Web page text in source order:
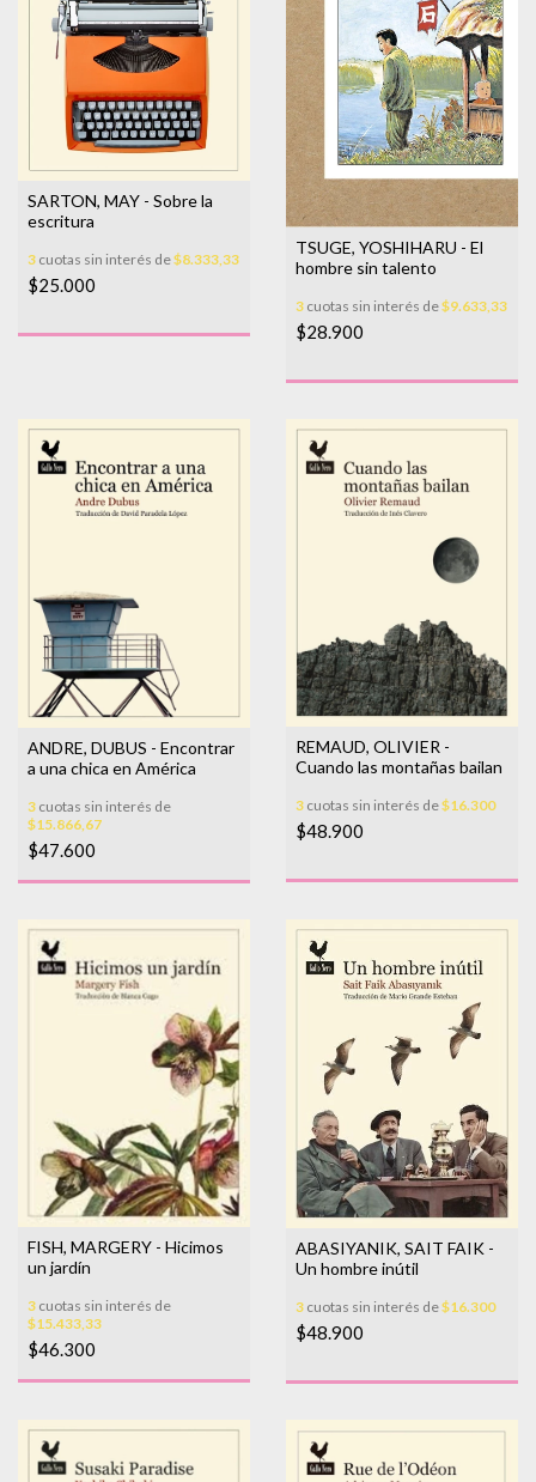
SARTON, MAY - Sobre la
escritura
3 cuotas sin interés de$8.333,33
$25.000
TSUGE, YOSHIHARU - El
hombre sin talento
3 cuotas sin interés de$9.633,33
$28.900
ANDRE, DUBUS - Encontrar
a una chica en América
3 cuotas sin interés de
$15.866,67
$47.600
REMAUD, OLIVIER -
Cuando las montañas bailan
3 cuotas sin interés de$16.300
$48.900
FISH, MARGERY - Hicimos
un jardín
3 cuotas sin interés de
$15.433,33
$46.300
ABASIYANIK, SAIT FAIK -
Un hombre inútil
3 cuotas sin interés de$16.300
$48.900